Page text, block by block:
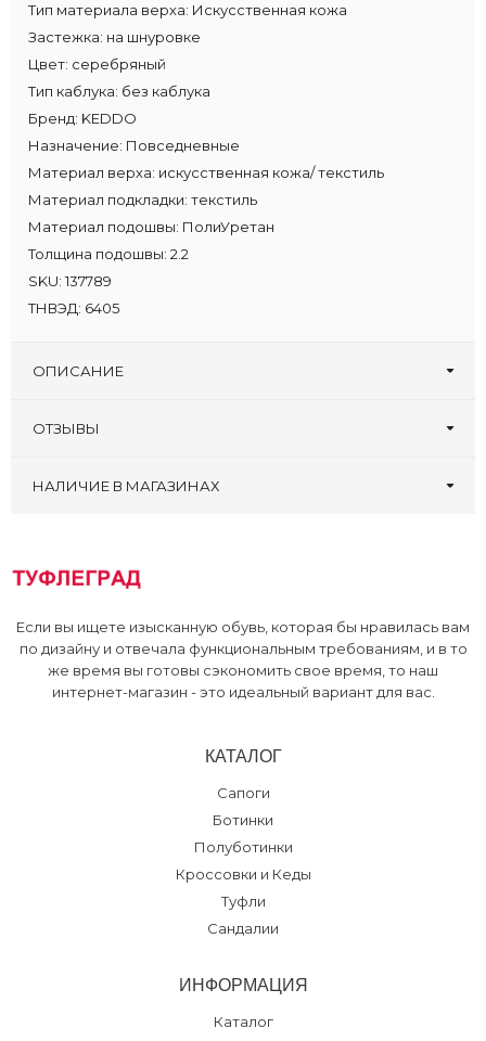
Тип материала верха: Искусственная кожа
Застежка: на шнуровке
Цвет: серебряный
Тип каблука: без каблука
Бренд: KEDDO
Назначение: Повседневные
Материал верха: искусственная кожа/ текстиль
Материал подкладки: текстиль
Материал подошвы: ПолиУретан
Толщина подошвы: 2.2
SKU: 137789
ТНВЭД: 6405
ОПИСАНИЕ
ОТЗЫВЫ
Оставьте первый отзыв!
НАЛИЧИЕ В МАГАЗИНАХ
Если вы ищете изысканную обувь, которая бы нравилась вам
по дизайну и отвечала функциональным требованиям, и в то
же время вы готовы сэкономить свое время, то наш
интернет-магазин - это идеальный вариант для вас.
КАТАЛОГ
Сапоги
Ботинки
Полуботинки
Кроссовки и Кеды
Туфли
Сандалии
ИНФОРМАЦИЯ
Каталог